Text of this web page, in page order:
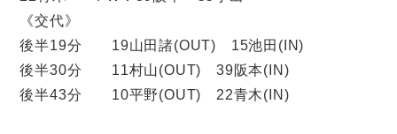
《交代》
後半19分 19山田諸(OUT) 15池田(IN)
後半30分 11村山(OUT) 39阪本(IN)
後半43分 10平野(OUT) 22青木(IN)